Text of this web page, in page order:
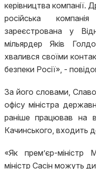
керівництва компанії.
російська
зареєстрована у
мільярдер Яків
хвалився своїми
безпеки Росії», -
За його словами,
офісу міністра
раніше працював на
Качинського, входить
«Як прем’єр-міністр
міністр Сасін можуть